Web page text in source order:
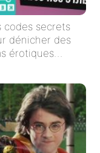
codes secrets
dénicher des
érotiques